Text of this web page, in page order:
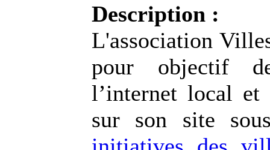
Description :
L'association
pour objectif
l’internet local et
sur son site